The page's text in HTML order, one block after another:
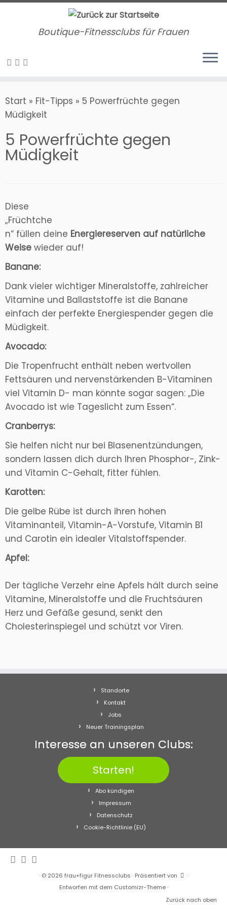
Zum
Boutique-Fitnessclubs für Frauen
Start » Fit-Tipps » 5 Powerfrüchte gegen
Müdigkeit
5 Powerfrüchte gegen
Müdigkeit
Diese
„Früchtche
n“ füllen deine Energiereserven auf natürliche
Weise wieder auf!
Banane:
Dank vieler wichtiger Mineralstoffe, zahlreicher
Vitamine und Ballaststoffe ist die Banane
einfach der perfekte Energiespender gegen die
Müdigkeit.
Avocado:
Die Tropenfrucht enthält neben wertvollen
Fettsäuren und nervenstärkenden B-Vitaminen
viel Vitamin D- man könnte sogar sagen: „Die
Avocado ist wie Tageslicht zum Essen“.
Cranberrys:
Sie helfen nicht nur bei Blasenentzündungen,
sondern lassen dich durch Ihren Phosphor-, Zink-
und Vitamin C-Gehalt, fitter fühlen.
Karotten:
Die gelbe Rübe ist durch ihren hohen
Vitaminanteil, Vitamin-A-Vorstufe, Vitamin B1
und Carotin ein idealer Vitalstoffspender.
Apfel:
Der tägliche Verzehr eine Apfels hält durch seine
Vitamine, Mineralstoffe und die Fruchtsäuren
Herz und Gefäße gesund, senkt den
Cholesterinspiegel und schützt vor Viren.
Standorte
Kontakt
Jobs
Neuer Trainingsplan
Interesse an unseren Clubs:
Starten!
Abo kündigen
Impressum
Datenschutz
Cookie-Richtlinie (EU)
· © 2026 frau+figur Fitnessclubs · Präsentiert von
·
Entworfen mit dem Customizr-Theme·
Zurück nach oben